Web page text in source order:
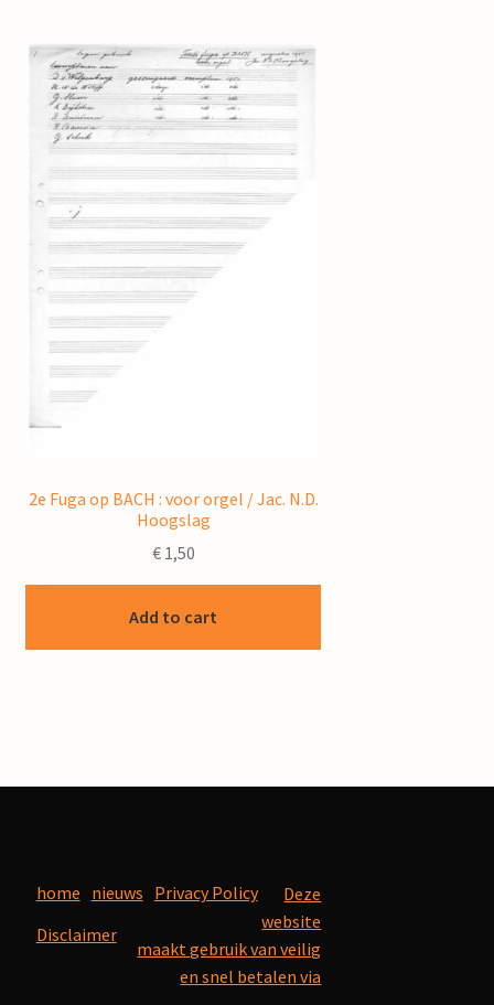
2e Fuga op BACH : voor orgel / Jac. N.D.
Hoogslag
€1,50
Add to cart
home nieuws Privacy Policy
Disclaimer
Deze
website
maakt gebruik van veilig
en snel betalen via